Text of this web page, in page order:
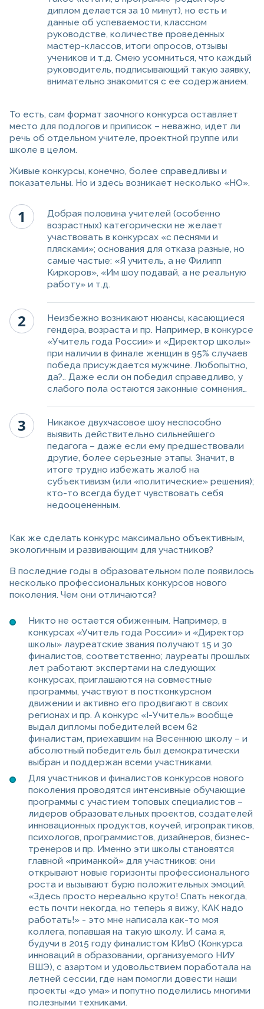
диплом делается за 10 минут), но есть и
данные об успеваемости, классном
руководстве, количестве проведенных
мастер-классов, итоги опросов, отзывы
учеников и т.д. Смею усомниться, что каждый
руководитель, подписывающий такую заявку,
внимательно знакомится с ее содержанием.
То есть, сам формат заочного конкурса оставляет
место для подлогов и приписок – неважно, идет ли
речь об отдельном учителе, проектной группе или
школе в целом.
Живые конкурсы, конечно, более справедливы и
показательны. Но и здесь возникает несколько «НО».
Добрая половина учителей (особенно
возрастных) категорически не желает
участвовать в конкурсах «с песнями и
плясками»; основания для отказа разные, но
самые частые: «Я учитель, а не Филипп
Киркоров», «Им шоу подавай, а не реальную
работу» и т.д.
Неизбежно возникают нюансы, касающиеся
гендера, возраста и пр. Например, в конкурсе
«Учитель года России» и «Директор школы»
при наличии в финале женщин в 95% случаев
победа присуждается мужчине. Любопытно,
да?.. Даже если он победил справедливо, у
слабого пола остаются законные сомнения…
Никакое двухчасовое шоу неспособно
выявить действительно сильнейшего
педагога – даже если ему предшествовали
другие, более серьезные этапы. Значит, в
итоге трудно избежать жалоб на
субъективизм (или «политические» решения);
кто-то всегда будет чувствовать себя
недооцененным.
Как же сделать конкурс максимально объективным,
экологичным и развивающим для участников?
В последние годы в образовательном поле появилось
несколько профессиональных конкурсов нового
поколения. Чем они отличаются?
Никто не остается обиженным. Например, в
конкурсах «Учитель года России» и «Директор
школы» лауреатские звания получают 15 и 30
финалистов, соответственно; лауреаты прошлых
лет работают экспертами на следующих
конкурсах, приглашаются на совместные
программы, участвуют в постконкурсном
движении и активно его продвигают в своих
регионах и пр. А конкурс «I-Учитель» вообще
выдал дипломы победителей всем 62
финалистам, приехавшим на Весеннюю школу – и
абсолютный победитель был демократически
выбран и поддержан всеми участниками.
Для участников и финалистов конкурсов нового
поколения проводятся интенсивные обучающие
программы с участием топовых специалистов –
лидеров образовательных проектов, создателей
инновационных продуктов, коучей, игропрактиков,
психологов, программистов, дизайнеров, бизнес-
тренеров и пр. Именно эти школы становятся
главной «приманкой» для участников: они
открывают новые горизонты профессионального
роста и вызывают бурю положительных эмоций.
«Здесь просто нереально круто! Спать некогда,
есть почти некогда, но теперь я вижу, КАК надо
работать!» - это мне написала как-то моя
коллега, попавшая на такую школу. И сама я,
будучи в 2015 году финалистом КИвО (Конкурса
инноваций в образовании, организуемого НИУ
ВШЭ), с азартом и удовольствием поработала на
летней сессии, где нам помогли довести наши
проекты «до ума» и попутно поделились многими
полезными техниками.